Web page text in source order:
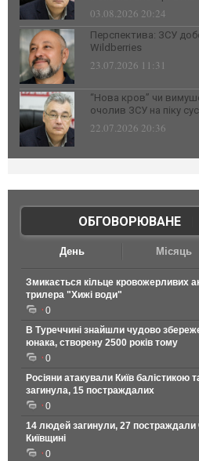
03.08.2026 20:24
Перспектива: ЗСУ
Wildberries
23.07.2026 11:31
“Нова кров” чи
очолив ЗСУ на піку
22.07.2026 20:36
ОБГОВОРЮВАНЕ|
День Місяць
Змикається кільце кровожерливих
трилера "Хижі води"
0
В Туреччині знайшли чудово
юнака, створену 2500 років тому
0
Росіяни атакували Київ
загинула, 15 постраждалих
0
14 людей загинули, 27 постраждали
Київщині
0